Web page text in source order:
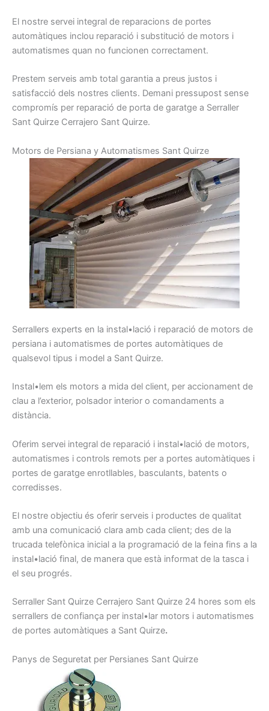
El nostre servei integral de reparacions de portes
automàtiques inclou reparació i substitució de motors i
automatismes quan no funcionen correctament.
Prestem serveis amb total garantia a preus justos i
satisfacció dels nostres clients. Demani pressupost sense
compromís per reparació de porta de garatge a Serraller
Sant Quirze Cerrajero Sant Quirze.
Motors de Persiana y Automatismes Sant Quirze
Serrallers experts en la instal•lació i reparació de motors de
persiana i automatismes de portes automàtiques de
qualsevol tipus i model a Sant Quirze.
Instal•lem els motors a mida del client, per accionament de
clau a l’exterior, polsador interior o comandaments a
distància.
Oferim servei integral de reparació i instal•lació de motors,
automatismes i controls remots per a portes automàtiques i
portes de garatge enrotllables, basculants, batents o
corredisses.
El nostre objectiu és oferir serveis i productes de qualitat
amb una comunicació clara amb cada client; des de la
trucada telefònica inicial a la programació de la feina fins a la
instal•lació final, de manera que està informat de la tasca i
el seu progrés.
Serraller Sant Quirze Cerrajero Sant Quirze 24 hores som els
serrallers de confiança per instal•lar motors i automatismes
de portes automàtiques a Sant Quirze.
Panys de Seguretat per Persianes Sant Quirze